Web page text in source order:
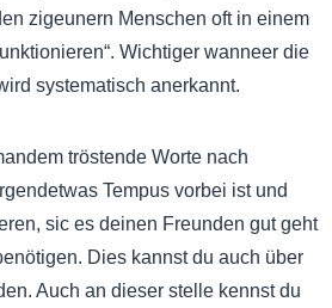
zigeunern Menschen oft in einem
Wichtiger wanneer die
systematisch anerkannt.
tröstende Worte nach
Tempus vorbei ist und
sic es deinen Freunden gut geht
Dies kannst du auch über
Auch an dieser stelle kennst du